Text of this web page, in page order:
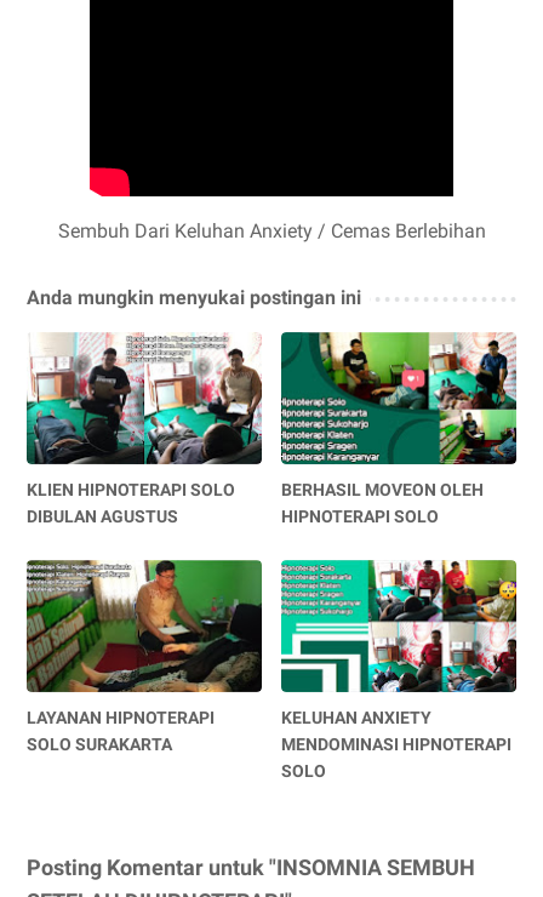
Sembuh Dari Keluhan Anxiety / Cemas Berlebihan
Anda mungkin menyukai postingan ini
KLIEN HIPNOTERAPI SOLO
DIBULAN AGUSTUS
BERHASIL MOVEON OLEH
HIPNOTERAPI SOLO
LAYANAN HIPNOTERAPI
SOLO SURAKARTA
KELUHAN ANXIETY
MENDOMINASI HIPNOTERAPI
SOLO
Posting Komentar untuk "INSOMNIA SEMBUH